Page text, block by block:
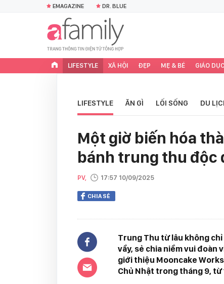
EMAGAZINE DR. BLUE
LIFESTYLE XÃ HỘI ĐẸP MẸ & BÉ GIÁO DỤC
LIFESTYLE ĂN GÌ LỐI SỐNG DU
Một giờ biến hóa
bánh trung thu độc
PV, 17:57 10/09/2025
CHIA SẺ
Trung Thu từ lâu không
vầy, sẻ chia niềm vui đoàn
giới thiệu Mooncake
Chủ Nhật trong tháng 9, từ